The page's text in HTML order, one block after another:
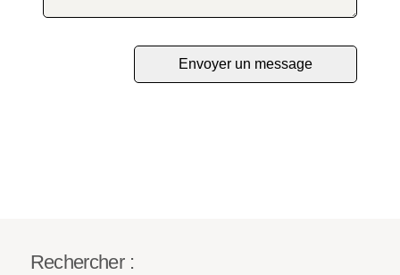
Rechercher :